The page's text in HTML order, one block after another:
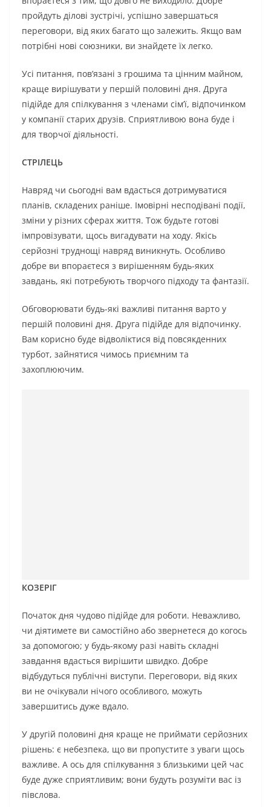
пройдуть ділові зустрічі, успішно завершаться
переговори, від яких багато що залежить. Якщо вам
потрібні нові союзники, ви знайдете їх легко.
Усі питання, пов’язані з грошима та цінним майном,
краще вирішувати у першій половині дня. Друга
підійде для спілкування з членами сім’ї, відпочинком
у компанії старих друзів. Сприятливою вона буде і
для творчої діяльності.
СТРІЛЕЦЬ
Навряд чи сьогодні вам вдасться дотримуватися
планів, складених раніше. Імовірні несподівані події,
зміни у різних сферах життя. Тож будьте готові
імпровізувати, щось вигадувати на ходу. Якісь
серйозні труднощі навряд виникнуть. Особливо
добре ви впораєтеся з вирішенням будь-яких
завдань, які потребують творчого підходу та фантазії.
Обговорювати будь-які важливі питання варто у
першій половині дня. Друга підійде для відпочинку.
Вам корисно буде відволіктися від повсякденних
турбот, зайнятися чимось приємним та
захоплюючим.
КОЗЕРІГ
Початок дня чудово підійде для роботи. Неважливо,
чи діятимете ви самостійно або звернетеся до когось
за допомогою; у будь-якому разі навіть складні
завдання вдасться вирішити швидко. Добре
відбудуться публічні виступи. Переговори, від яких
ви не очікували нічого особливого, можуть
завершитись дуже вдало.
У другій половині дня краще не приймати серйозних
рішень: є небезпека, що ви пропустите з уваги щось
важливе. А ось для спілкування з близькими цей час
буде дуже сприятливим; вони будуть розуміти вас із
півслова.